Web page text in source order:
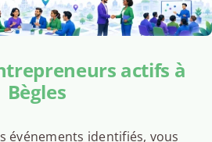
actifs à
Bègles
événements identifiés, vous